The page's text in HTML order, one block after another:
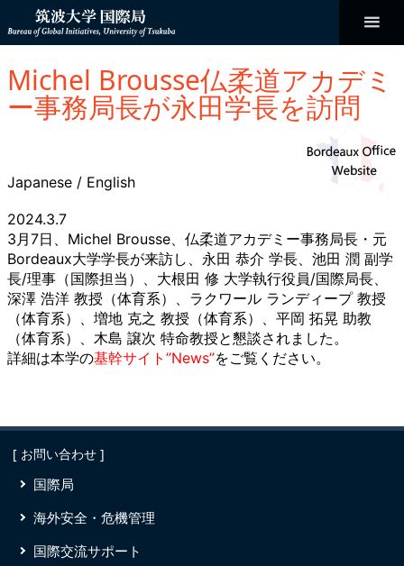
テ
ン
へ
キ
ッ
Bureau of
Global
Michel Brousse仏柔道アカデミ
ー事務局長が永田学長を訪問
Japanese / English
2024.3.7
3月7日、Michel Brousse、仏柔道アカデミー事務局長・元
Bordeaux大学学長が来訪し、永田 恭介 学長、池田 潤 副学
長/理事（国際担当）、大根田 修 大学執行役員/国際局長、
深澤 浩洋 教授（体育系）、ラクワール ランディープ 教授
（体育系）、増地 克之 教授（体育系）、平岡 拓晃 助教
（体育系）、木島 譲次 特命教授と懇談されました。
詳細は本学の基幹サイト”News”をご覧ください。
[ お問い合わせ ]
国際局
海外安全・危機管理
国際交流サポート